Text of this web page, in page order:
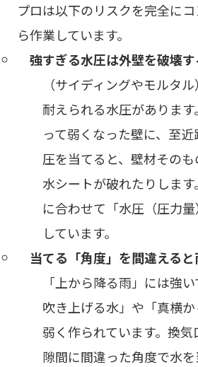
プロは以下のリスクを完全に
ら作業しています。
強すぎる水圧は外壁を破壊す
（サイディングやモルタ
耐えられる水圧がありま
って弱くなった壁に、至
圧を当てると、壁材その
水シートが破れたりしま
に合わせて「水圧（圧力
しています。
当てる「角度」を間違えると
「上から降る雨」には強
吹き上げる水」や「真横
弱く作られています。換
隙間に間違った角度で水